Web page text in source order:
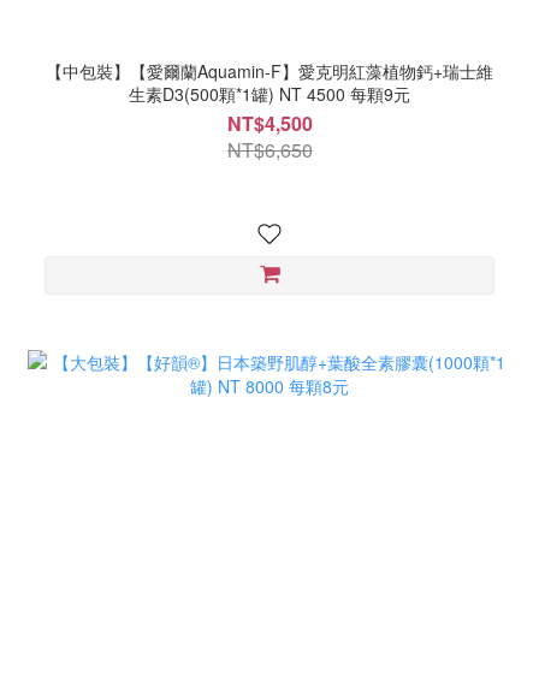
【中包裝】【愛爾蘭Aquamin-F】愛克明紅藻植物鈣+瑞士維
生素D3(500顆*1罐) NT 4500 每顆9元
NT$4,500
NT$6,650